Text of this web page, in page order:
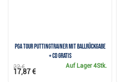
PGA TOUR Puttingtrainer mit Ballrückgabe
+ CD GRATIS
Auf Lager4Stk.
22 €
17,87 €